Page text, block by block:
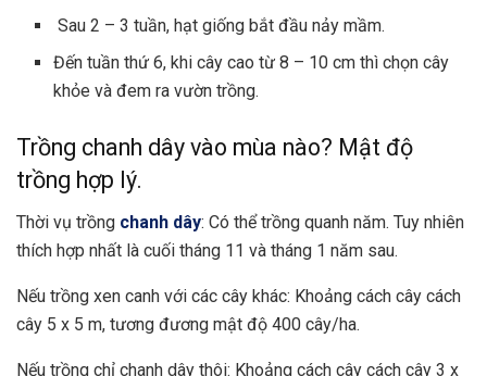
Sau 2 – 3 tuần, hạt giống bắt đầu nảy mầm.
Đến tuần thứ 6, khi cây cao từ 8 – 10 cm thì chọn cây
khỏe và đem ra vườn trồng.
Trồng chanh dây vào mùa nào? Mật độ
trồng hợp lý.
Thời vụ trồng chanh dây: Có thể trồng quanh năm. Tuy nhiên
thích hợp nhất là cuối tháng 11 và tháng 1 năm sau.
Nếu trồng xen canh với các cây khác: Khoảng cách cây cách
cây 5 x 5 m, tương đương mật độ 400 cây/ha.
Nếu trồng chỉ chanh dây thôi: Khoảng cách cây cách cây 3 x